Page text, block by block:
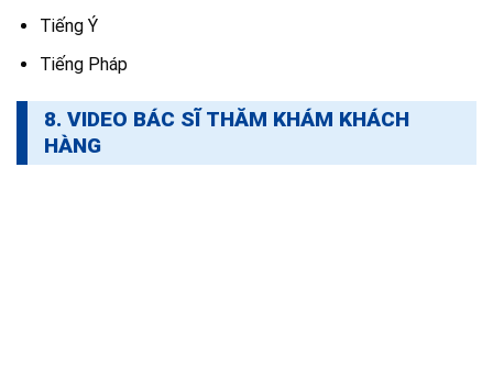
Tiếng Ý
Tiếng Pháp
8. VIDEO BÁC SĨ THĂM KHÁM KHÁCH
HÀNG